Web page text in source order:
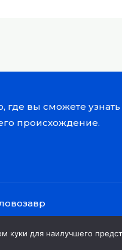
где вы сможете узнать
происхождение.
куки для наилучшего